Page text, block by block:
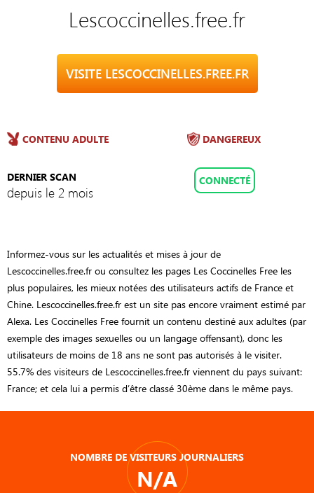
Lescoccinelles.free.fr
VISITE LESCOCCINELLES.FREE.FR
CONTENU ADULTE
DERNIER SCAN
depuis le 2 mois
DANGEREUX
CONNECTÉ
Informez-vous sur les actualités et mises à jour de
Lescoccinelles.free.fr ou consultez les pages Les Coccinelles Free les
plus populaires, les mieux notées des utilisateurs actifs de France et
Chine. Lescoccinelles.free.fr est un site pas encore vraiment estimé par
Alexa. Les Coccinelles Free fournit un contenu destiné aux adultes (par
exemple des images sexuelles ou un langage offensant), donc les
utilisateurs de moins de 18 ans ne sont pas autorisés à le visiter.
55.7% des visiteurs de Lescoccinelles.free.fr viennent du pays suivant:
France; et cela lui a permis d’être classé 30ème dans le même pays.
NOMBRE DE VISITEURS JOURNALIERS
N/A